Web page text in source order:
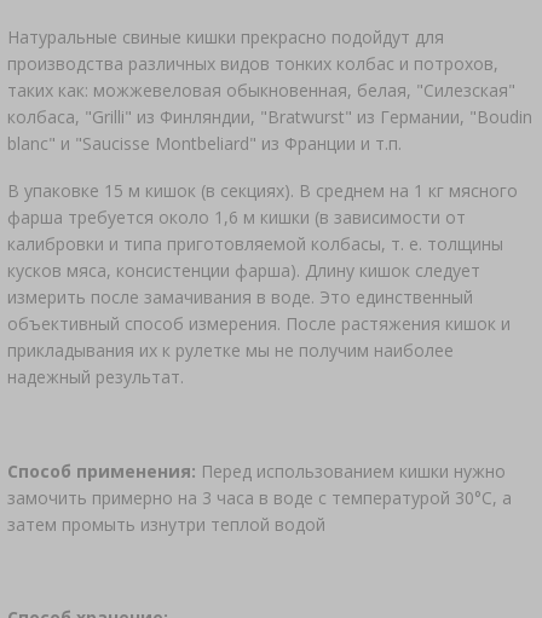
Натуральные свиные кишки прекрасно подойдут для
производства различных видов тонких колбас и потрохов,
таких как: можжевеловая обыкновенная, белая, "Силезская"
колбаса, "Grilli" из Финляндии, "Bratwurst" из Германии, "Boudin
blanc" и "Saucisse Montbeliard" из Франции и т.п.
В упаковке 15 м кишок (в секциях). В среднем на 1 кг мясного
фарша требуется около 1,6 м кишки (в зависимости от
калибровки и типа приготовляемой колбасы, т. е. толщины
кусков мяса, консистенции фарша). Длину кишок следует
измерить после замачивания в воде. Это единственный
объективный способ измерения. После растяжения кишок и
прикладывания их к рулетке мы не получим наиболее
надежный результат.
Способ применения: Перед использованием кишки нужно
замочить примерно на 3 часа в воде с температурой 30°C, а
затем промыть изнутри теплой водой